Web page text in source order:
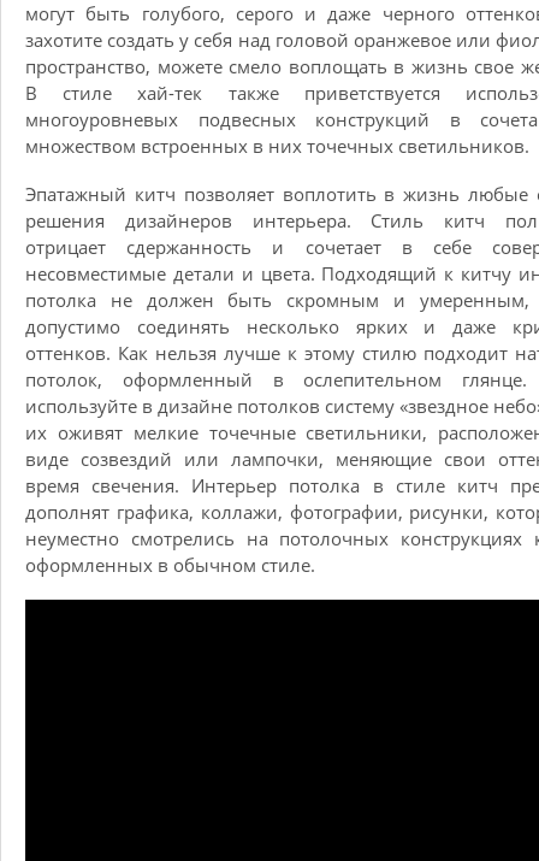
могут быть голубого, серого и даже черного
захотите создать у себя над головой оранжевое или
пространство, можете смело воплощать в жизнь свое
В стиле хай-тек также приветствуется
многоуровневых подвесных конструкций в
множеством встроенных в них точечных светильников.
Эпатажный китч позволяет воплотить в жизнь любые
решения дизайнеров интерьера. Стиль китч
отрицает сдержанность и сочетает в себе
несовместимые детали и цвета. Подходящий к китчу
потолка не должен быть скромным и
допустимо соединять несколько ярких и даже
оттенков. Как нельзя лучше к этому стилю подходит
потолок, оформленный в ослепительном
используйте в дизайне потолков систему «звездное
их оживят мелкие точечные светильники,
виде созвездий или лампочки, меняющие свои
время свечения. Интерьер потолка в стиле китч
дополнят графика, коллажи, фотографии, рисунки,
неуместно смотрелись на потолочных конструкциях
оформленных в обычном стиле.